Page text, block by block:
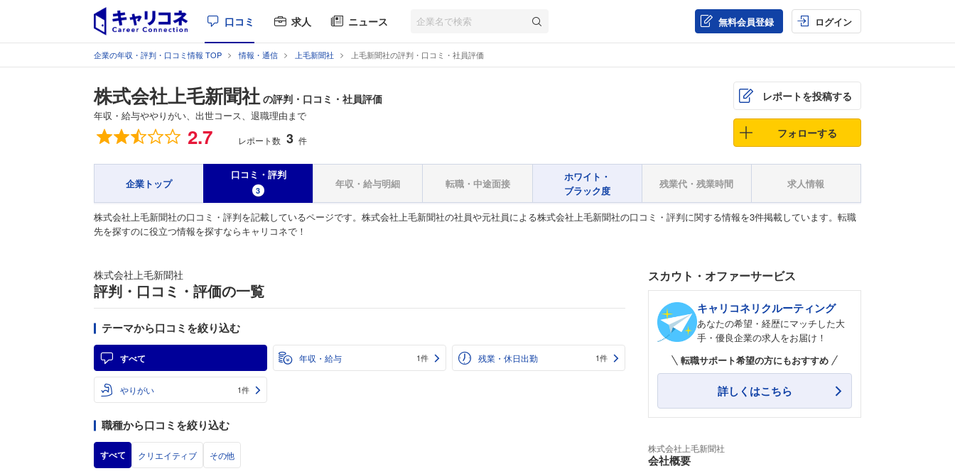
口コミ 求人 ニュース 無料会員登録 ログイン
企業の年収・評判・口コミ情報 TOP 情報・通信 上毛新聞社 上毛新聞社の評判・口コミ・社員評価
株式会社上毛新聞社 の評判・口コミ・社員評価
年収・給与ややりがい、出世コース、退職理由まで
総合評価 2.7 レポート数 3 件
レポートを投稿する
フォローする
企業トップ
口コミ・評判
3
年収・給与明細 転職・中途面接
ホワイト・
ブラック度
残業代・残業時間 求人情報
株式会社上毛新聞社の口コミ・評判を記載しているページです。株式会社上毛新聞社の社員や元社員による株式会社上毛新聞社の口コミ・評判に関する情報を3件掲載しています。転職
先を探すのに役立つ情報を探すならキャリコネで！
株式会社上毛新聞社
評判・口コミ・評価の一覧
テーマから口コミを絞り込む
すべて 年収・給与 1件 残業・休日出勤 1件
やりがい 1件
職種から口コミを絞り込む
すべて クリエイティブ その他
スカウト・オファーサービス
キャリコネリクルーティング
あなたの希望・経歴にマッチした大
手・優良企業の求人をお届け！
転職サポート希望の方にもおすすめ
詳しくはこちら
株式会社上毛新聞社
会社概要